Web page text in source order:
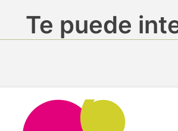
Te puede